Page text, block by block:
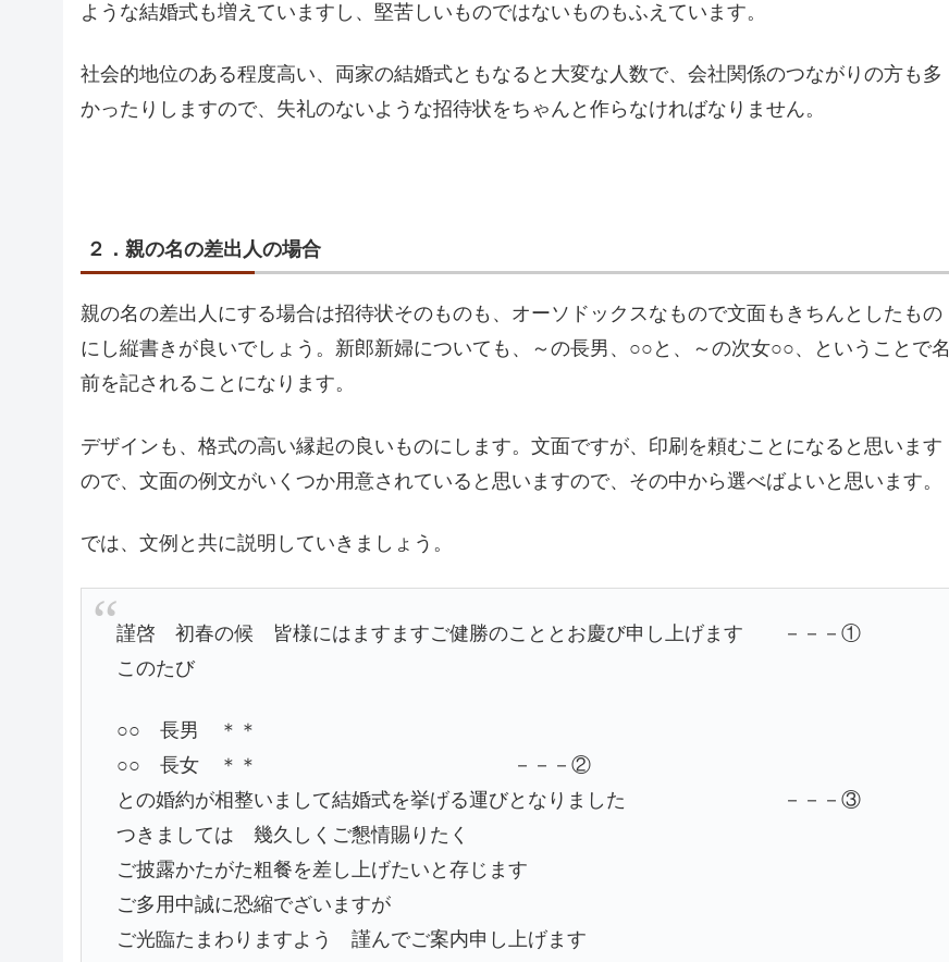
ような結婚式も増えていますし、堅苦しいものではないものもふえています。
社会的地位のある程度高い、両家の結婚式ともなると大変な人数で、会社関係のつながりの方も多
かったりしますので、失礼のないような招待状をちゃんと作らなければなりません。
２．親の名の差出人の場合
親の名の差出人にする場合は招待状そのものも、オーソドックスなもので文面もきちんとしたもの
にし縦書きが良いでしょう。新郎新婦についても、～の長男、○○と、～の次女○○、ということで名
前を記されることになります。
デザインも、格式の高い縁起の良いものにします。文面ですが、印刷を頼むことになると思います
ので、文面の例文がいくつか用意されていると思いますので、その中から選べばよいと思います。
では、文例と共に説明していきましょう。
謹啓 初春の候 皆様にはますますご健勝のこととお慶び申し上げます －－－①
このたび
○○ 長男 ＊＊
○○ 長女 ＊＊ －－－②
との婚約が相整いまして結婚式を挙げる運びとなりました －－－③
つきましては 幾久しくご懇情賜りたく
ご披露かたがた粗餐を差し上げたいと存じます
ご多用中誠に恐縮でざいますが
ご光臨たまわりますよう 謹んでご案内申し上げます